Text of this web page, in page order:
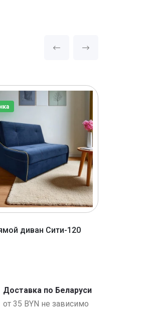
диван Сити-120
Доставка по Беларуси
от 35 BYN не зависимо